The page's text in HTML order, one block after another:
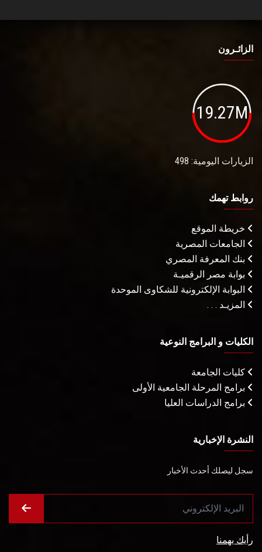
الزائـرون
19.27M
الزيارات اليومية: 498
روابط تهمك
خريطة الموقع
الجامعات المصرية
بنك المعرفة المصري
بوابة مصر الرقميـة
البوابة الإلكترونية للشكاوى الموحدة
المزيـد . . .
الكليات و البرامج النوعية
كليات الجامعة
برامج المرحلة الجامعية الأولى
برامج الدراسات العليا
النشرة الإخبارية
سجل ليصلك أحدث الأخبار
رأيك يهمنا